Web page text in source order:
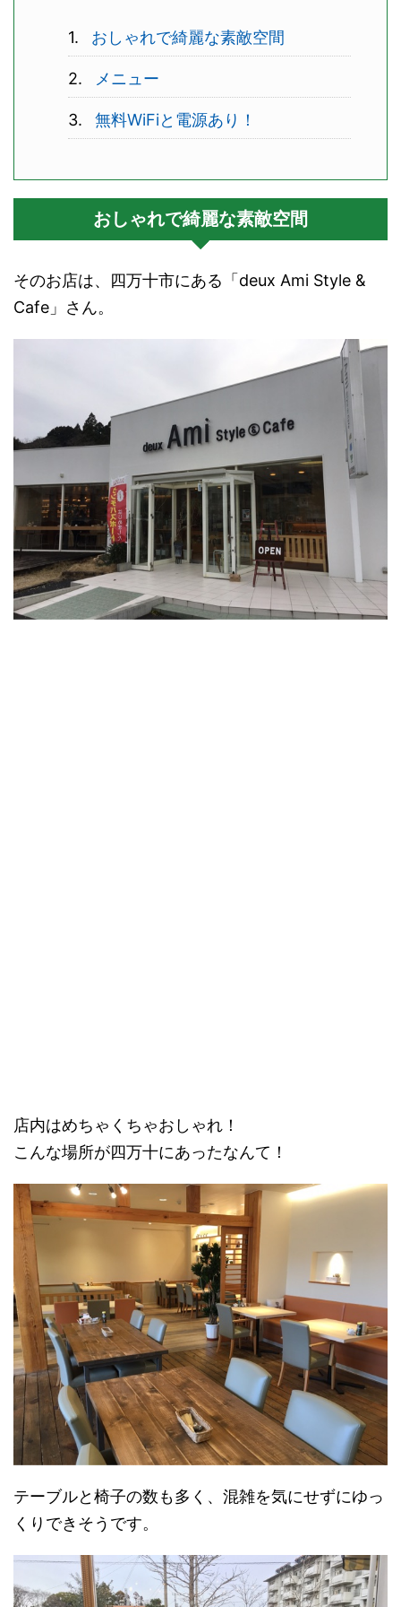
おしゃれで綺麗な素敵空間
メニュー
無料WiFiと電源あり！
おしゃれで綺麗な素敵空間
そのお店は、四万十市にある「deux Ami Style &
Cafe」さん。
店内はめちゃくちゃおしゃれ！
こんな場所が四万十にあったなんて！
テーブルと椅子の数も多く、混雑を気にせずにゆっ
くりできそうです。